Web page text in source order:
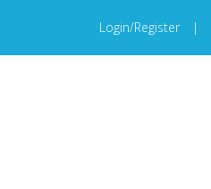
Login/Register |